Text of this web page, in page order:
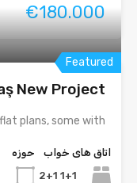
€180.000
Featured
New Project
plans, some with…
اتاق های خواب
1+1 2+1
حوزه